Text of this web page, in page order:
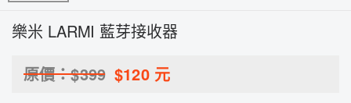
樂米 LARMI 藍芽接收器
原價：$399 $120元